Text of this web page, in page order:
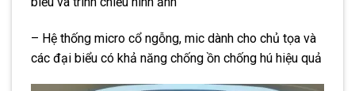
– Hệ thống micro cổ ngỗng, mic dành cho chủ tọa và
các đại biểu có khả năng chống ồn chống hú hiệu quả